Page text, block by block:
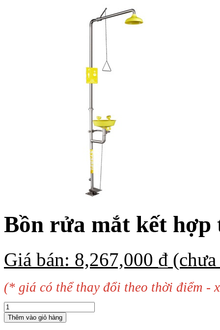
Bồn rửa mắt kết hợp
Giá bán: 8,267,000 ₫
(* giá có thể thay đổi theo thời điểm -
Thêm vào giỏ hàng